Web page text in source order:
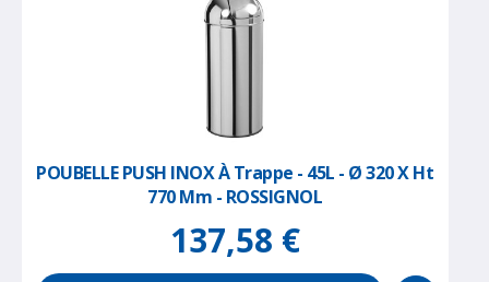
POUBELLE PUSH INOX À Trappe - 45L - Ø 320 X Ht
770 Mm - ROSSIGNOL
137,58 €